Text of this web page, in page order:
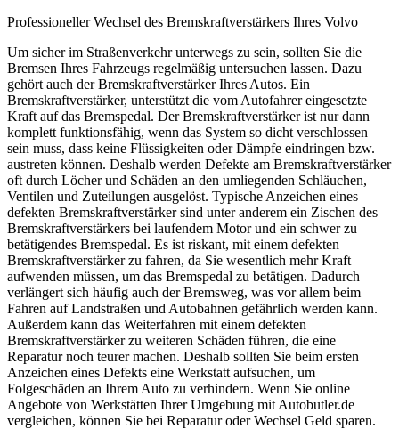
Professioneller Wechsel des Bremskraftverstärkers Ihres Volvo
Um sicher im Straßenverkehr unterwegs zu sein, sollten Sie die
Bremsen Ihres Fahrzeugs regelmäßig untersuchen lassen. Dazu
gehört auch der Bremskraftverstärker Ihres Autos. Ein
Bremskraftverstärker, unterstützt die vom Autofahrer eingesetzte
Kraft auf das Bremspedal. Der Bremskraftverstärker ist nur dann
komplett funktionsfähig, wenn das System so dicht verschlossen
sein muss, dass keine Flüssigkeiten oder Dämpfe eindringen bzw.
austreten können. Deshalb werden Defekte am Bremskraftverstärker
oft durch Löcher und Schäden an den umliegenden Schläuchen,
Ventilen und Zuteilungen ausgelöst. Typische Anzeichen eines
defekten Bremskraftverstärker sind unter anderem ein Zischen des
Bremskraftverstärkers bei laufendem Motor und ein schwer zu
betätigendes Bremspedal. Es ist riskant, mit einem defekten
Bremskraftverstärker zu fahren, da Sie wesentlich mehr Kraft
aufwenden müssen, um das Bremspedal zu betätigen. Dadurch
verlängert sich häufig auch der Bremsweg, was vor allem beim
Fahren auf Landstraßen und Autobahnen gefährlich werden kann.
Außerdem kann das Weiterfahren mit einem defekten
Bremskraftverstärker zu weiteren Schäden führen, die eine
Reparatur noch teurer machen. Deshalb sollten Sie beim ersten
Anzeichen eines Defekts eine Werkstatt aufsuchen, um
Folgeschäden an Ihrem Auto zu verhindern. Wenn Sie online
Angebote von Werkstätten Ihrer Umgebung mit Autobutler.de
vergleichen, können Sie bei Reparatur oder Wechsel Geld sparen.